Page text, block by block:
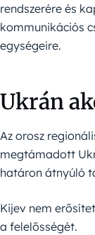
rendszerére és
kommunikációs
egységeire.
Ukrán
Az orosz
megtámadott
határon átnyúló
Kijev nem
a felelősségét.